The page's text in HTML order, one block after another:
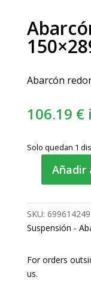
Abarcón
106.19 €
Solo quedan 1
Abarcón
ballesta
M22
150x289
cantidad
Añadir
SKU:
Suspensión -
For orders
us.